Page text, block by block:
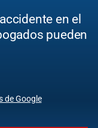
en el
pueden
de Google